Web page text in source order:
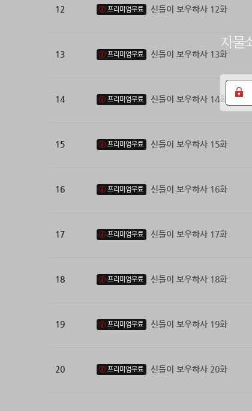
12 프리미엄무료 신들이 보우하사 12화
13 프리미엄무료 신들이 보우하사 13화
14 프리미엄무료 신들이 보우하사 14화
15 프리미엄무료 신들이 보우하사 15화
16 프리미엄무료 신들이 보우하사 16화
17 프리미엄무료 신들이 보우하사 17화
18 프리미엄무료 신들이 보우하사 18화
19 프리미엄무료 신들이 보우하사 19화
20 프리미엄무료 신들이 보우하사 20화